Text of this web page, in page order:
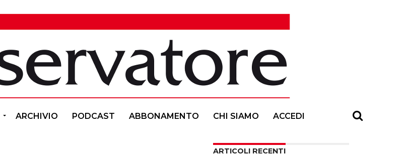
ARCHIVIO PODCAST ABBONAMENTO CHI SIAMO ACCEDI
ARTICOLI RECENTI